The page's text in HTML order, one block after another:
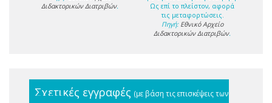
Διδακτορικών Διατριβών.
Ως επί το πλείστον, αφορά
τις μεταφορτώσεις.
Πηγή: Εθνικό Αρχείο
Διδακτορικών Διατριβών.
Σχετικές εγγραφές (με βάση τις επισκέψεις των